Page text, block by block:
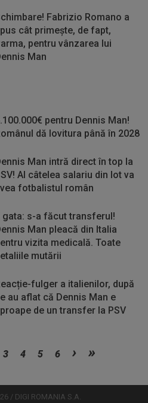
Fabrizio Romano a
cât primește, de fapt,
pentru vânzarea lui
Man
pentru Dennis Man!
dă lovitura până în 2028
Man intră direct în top la
Al câtelea salariu din lot va
fotbalistul român
gata: s-a făcut transferul!
Man pleacă din Italia
vizita medicală. Toate
mutării
fulger a italienilor, după
au aflat că Dennis Man e
de un transfer la PSV
3 4 5 6
/ DIGI ROMANIA S.A.